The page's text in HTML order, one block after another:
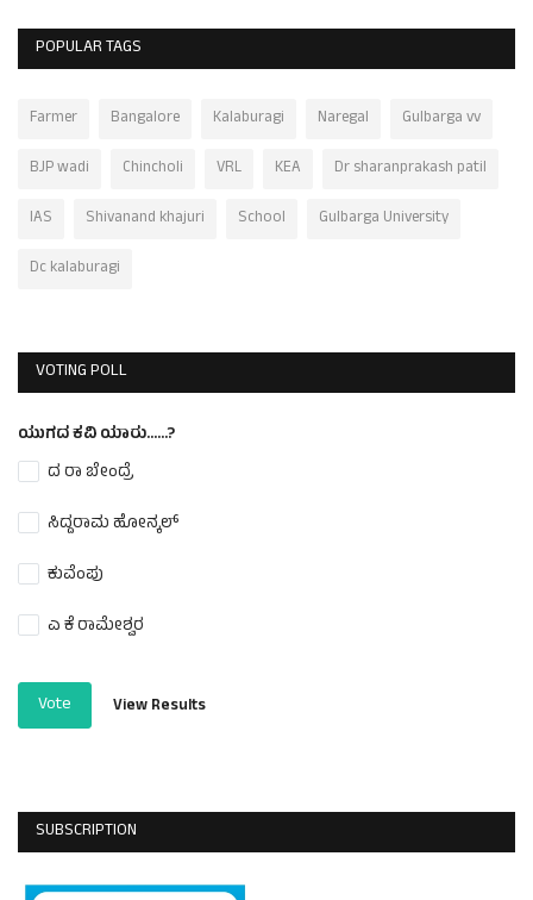
POPULAR TAGS
Farmer Bangalore Kalaburagi Naregal
Gulbarga vv
BJP wadi
Chincholi VRL KEA
Dr sharanprakash patil
IAS
Shivanand khajuri School
Gulbarga University
Dc kalaburagi
VOTING POLL
ಯುಗದ ಕವಿ ಯಾರು......?
ದ ರಾ ಬೇಂದ್ರೆ
ಸಿದ್ದರಾಮ ಹೋನ್ಕಲ್
ಕುವೆಂಪು
ಎ ಕೆ ರಾಮೇಶ್ವರ
Vote View Results
SUBSCRIPTION